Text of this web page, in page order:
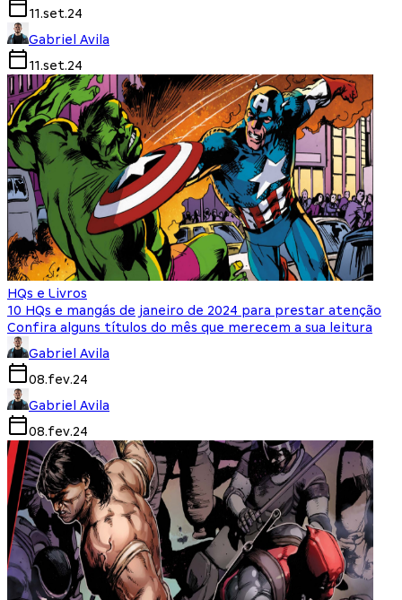
11.set.24
Gabriel Avila
11.set.24
HQs e Livros
10 HQs e mangás de janeiro de 2024 para prestar atenção
Confira alguns títulos do mês que merecem a sua leitura
Gabriel Avila
08.fev.24
Gabriel Avila
08.fev.24